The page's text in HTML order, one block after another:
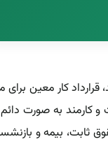
کار معین
کارمند به صورت دائم
ثابت، بیمه و